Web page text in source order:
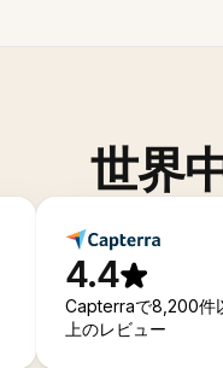
世界
4.4
Capterraで8,200件
上のレビュー